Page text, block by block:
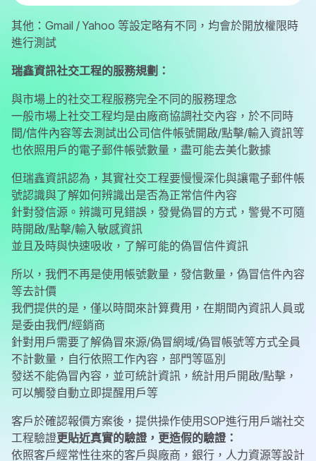
其他：Gmail / Yahoo 等設定略有不同，均會於開放權限時
進行測試
瑞鑫資訊社交工程的服務規劃：
與市場上的社交工程服務完全不同的服務理念
一般市場上社交工程均是由廠商協調社交內容，於不同時
間/信件內容等去測試出公司信件帳號開啟/點擊/輸入資訊等
也依照用戶的電子郵件帳號數量，盡可能去美化數據
但瑞鑫資訊認為，其實社交工程要慢慢深化與讓電子郵件帳
號認識與了解如何辨識出是否為正常信件內容
針對發信源。辨識可見錯誤，發覺偽冒的方式，警覺不可隨
時開啟/點擊/輸入敏感資訊
並且及時與快速吸收，了解可能的偽冒信件資訊
所以，我們不再是使用帳號數量，發信數量，偽冒信件內容
等去計價
我們提供的是，僅以時間來計算費用，在期間內資訊人員或
是委由我們/經銷商
針對用戶需要了解偽冒來源/偽冒網域/偽冒帳號等方式全員
不計數量，自行依照工作內容，部門等區別
發送不能偽冒內容，並可統計資訊，統計用戶開啟/點擊，
可以觸發自動立即提醒用戶等
客戶於確認報價方案後，提供操作使用SOP進行用戶端社交
工程驗證更貼近真實的驗證，更造假的驗證：
依照客戶經常性往來的客戶與廠商，銀行，人力資源等設計